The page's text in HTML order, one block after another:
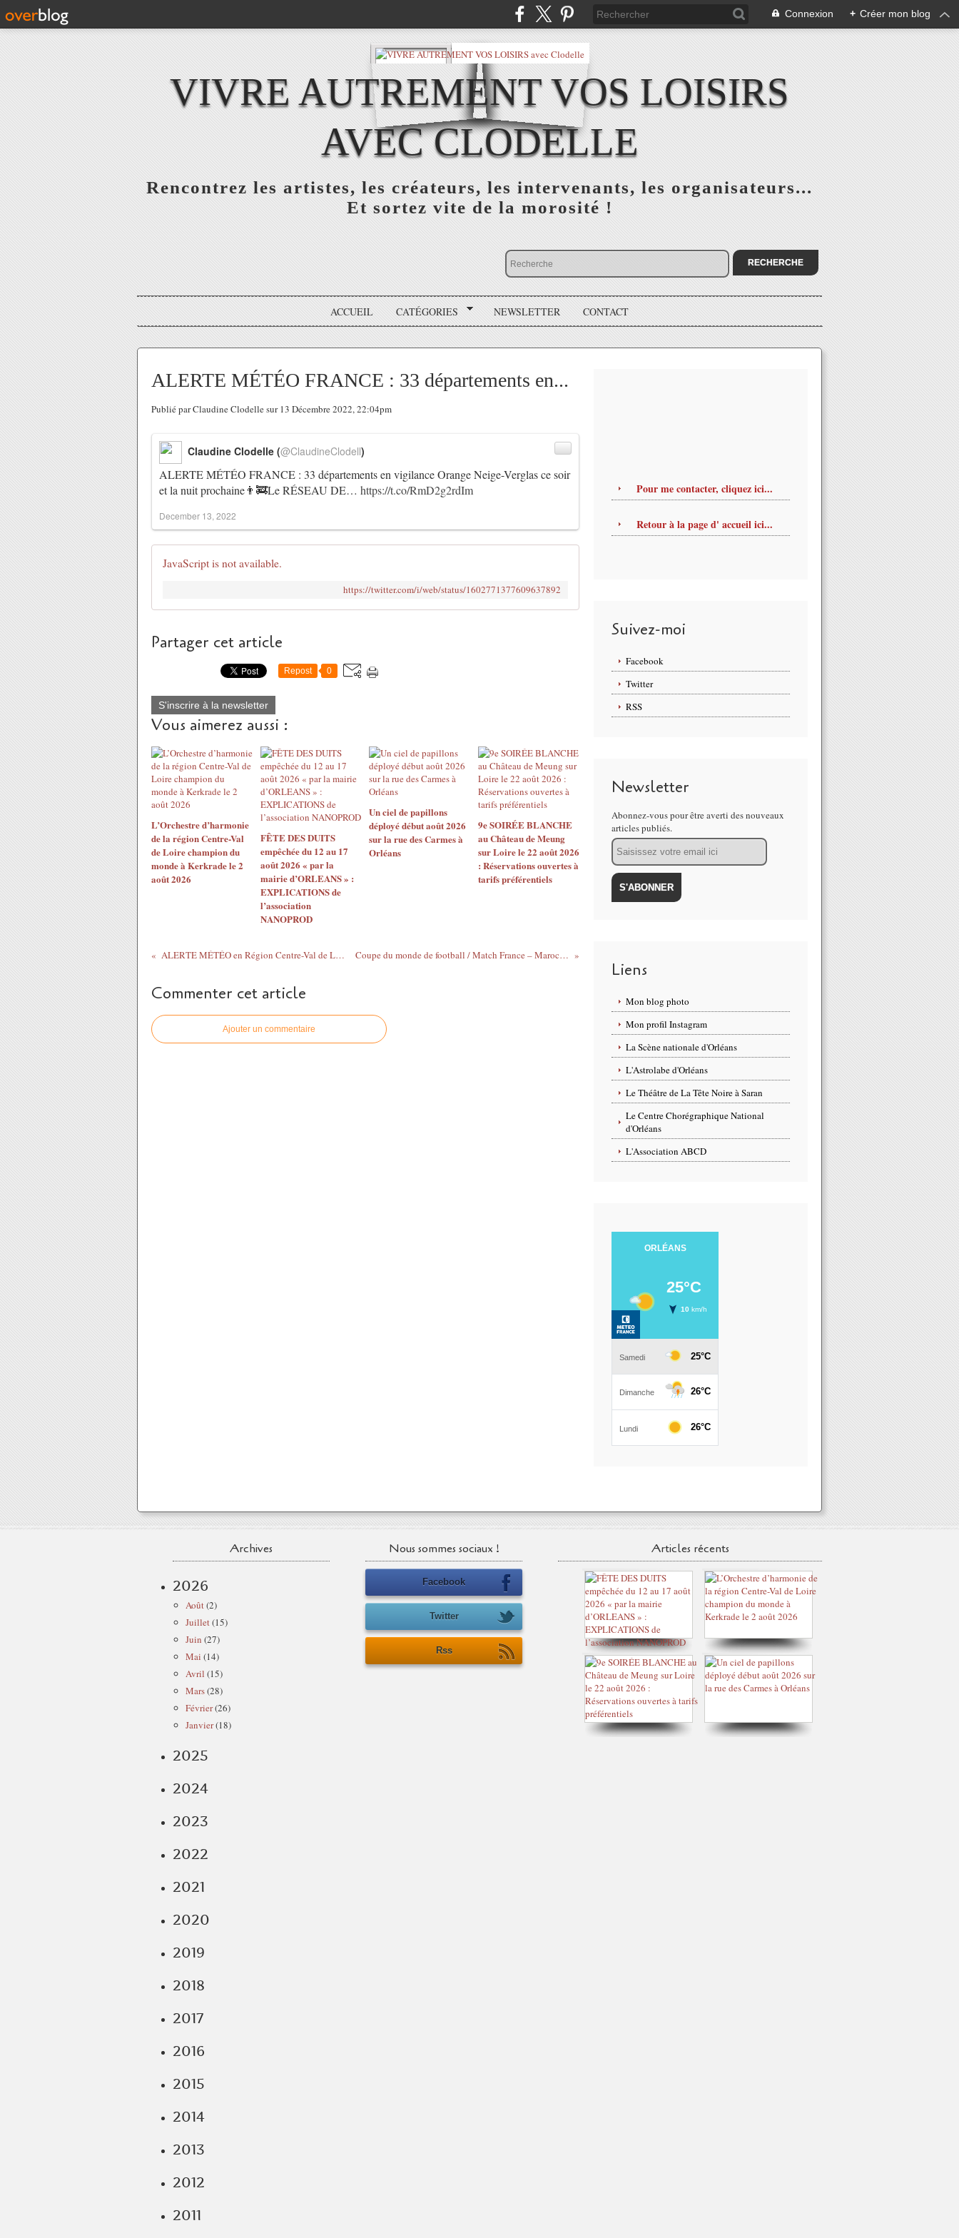
Connexion + Créer mon blog
VIVRE AUTREMENT VOS LOISIRS
AVEC CLODELLE
Rencontrez les artistes, les créateurs, les intervenants, les organisateurs...
Et sortez vite de la morosité !
ACCUEIL CATÉGORIES NEWSLETTER CONTACT
ALERTE MÉTÉO FRANCE : 33 départements en...
Publié par Claudine Clodelle sur 13 Décembre 2022, 22:04pm
ALERTE MÉTÉO FRANCE : 33 départements en vigilance Orange Neige-Verglas ce soir
et la nuit prochaine👨‍🚒Le RÉSEAU DE… https://t.co/RmD2g2rdIm
Claudine Clodelle (@ClaudineClodell)
December 13, 2022
JavaScript is not available.
https://twitter.com/i/web/status/1602771377609637892
Partager cet article
Repost 0
S'inscrire à la newsletter
Vous aimerez aussi :
L’Orchestre d’harmonie
de la région Centre-Val
de Loire champion du
monde à Kerkrade le 2
août 2026
FÊTE DES DUITS
empêchée du 12 au 17
août 2026 « par la
mairie d’ORLEANS » :
EXPLICATIONS de
l’association
NANOPROD
Un ciel de papillons
déployé début août 2026
sur la rue des Carmes à
Orléans
9e SOIRÉE BLANCHE
au Château de Meung
sur Loire le 22 août 2026
: Réservations ouvertes à
tarifs préférentiels
ALERTE MÉTÉO en Région Centre-Val de Loire: CARS REMI PERTURBÉS le mercredi 14 décembre 2022 Coupe du monde de football / Match France – Maroc le 14 décembre : Dispositif de sécurité renforcé en centre-ville d’Orléans
Commenter cet article
Ajouter un commentaire
Pour me contacter, cliquez ici...
Retour à la page d' accueil ici...
Suivez-moi
Facebook
Twitter
RSS
Newsletter
Abonnez-vous pour être averti des nouveaux
articles publiés.
Email
Liens
Mon blog photo
Mon profil Instagram
La Scène nationale d'Orléans
L'Astrolabe d'Orléans
Le Théâtre de La Tête Noire à Saran
Le Centre Chorégraphique National
d'Orléans
L'Association ABCD
Archives
2026
Août(2)
Juillet(15)
Juin (27)
Mai (14)
Avril (15)
Mars(28)
Février(26)
Janvier(18)
2025
2024
2023
2022
2021
2020
2019
2018
2017
2016
2015
2014
2013
2012
2011
Nous sommes sociaux !
Facebook
Twitter
Rss
Articles récents